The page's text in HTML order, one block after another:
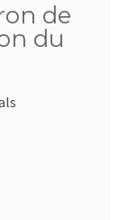
de
du